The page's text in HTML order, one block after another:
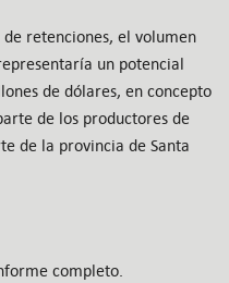
retenciones, el volumen
un potencial
de dólares, en concepto
de los productores de
de la provincia de Santa
completo.